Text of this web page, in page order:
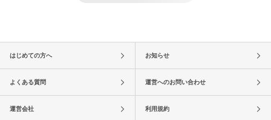
はじめての方へ お知らせ
よくある質問 運営へのお問い合わせ
運営会社 利用規約